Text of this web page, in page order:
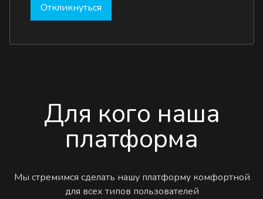
Откликнуться
Для кого наша
платформа
Мы стремимся сделать нашу платформу комфортной
для всех типов пользователей